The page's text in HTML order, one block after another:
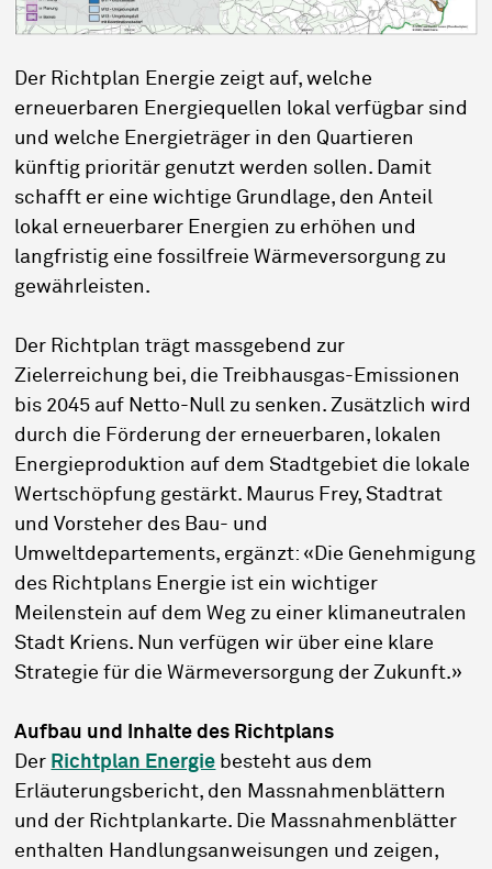
Der Richtplan Energie zeigt auf, welche
erneuerbaren Energiequellen lokal verfügbar sind
und welche Energieträger in den Quartieren
künftig prioritär genutzt werden sollen. Damit
schafft er eine wichtige Grundlage, den Anteil
lokal erneuerbarer Energien zu erhöhen und
langfristig eine fossilfreie Wärmeversorgung zu
gewährleisten.
Der Richtplan trägt massgebend zur
Zielerreichung bei, die Treibhausgas-Emissionen
bis 2045 auf Netto-Null zu senken. Zusätzlich wird
durch die Förderung der erneuerbaren, lokalen
Energieproduktion auf dem Stadtgebiet die lokale
Wertschöpfung gestärkt. Maurus Frey, Stadtrat
und Vorsteher des Bau- und
Umweltdepartements, ergänzt: «Die Genehmigung
des Richtplans Energie ist ein wichtiger
Meilenstein auf dem Weg zu einer klimaneutralen
Stadt Kriens. Nun verfügen wir über eine klare
Strategie für die Wärmeversorgung der Zukunft.»
Aufbau und Inhalte des Richtplans
Der Richtplan Energie besteht aus dem
Erläuterungsbericht, den Massnahmenblättern
und der Richtplankarte. Die Massnahmenblätter
enthalten Handlungsanweisungen und zeigen,